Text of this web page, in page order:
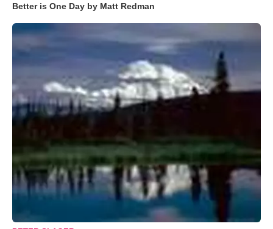
Better is One Day by Matt Redman